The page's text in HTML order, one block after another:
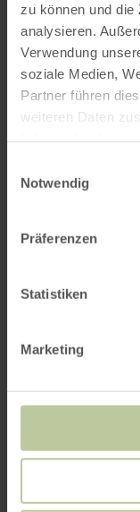
zu können und die
analysieren.
Verwendung
soziale Medien,
Partner führen
weiteren Daten
Notwendig
Präferenzen
Statistiken
Marketing
Das
Bronze-